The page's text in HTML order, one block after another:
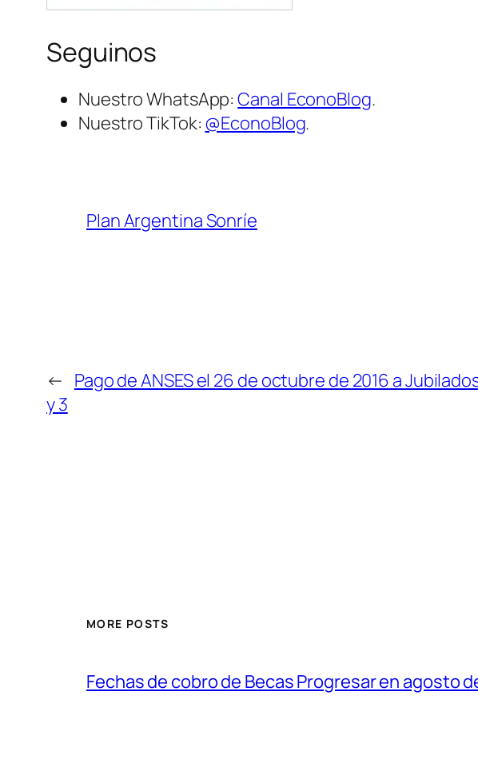
Seguinos
Nuestro WhatsApp:Canal EconoBlog.
Nuestro TikTok: @EconoBlog.
Plan Argentina Sonríe
← Pago de ANSES el 26 de octubre de 2016 a
y 3
MORE POSTS
Fechas de cobro de Becas Progresar en agosto